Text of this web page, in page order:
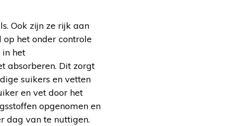
Ook zijn ze rijk aan
het onder controle
in het
absorberen. Dit zorgt
suikers en vetten
en vet door het
opgenomen en
dag van te nuttigen.